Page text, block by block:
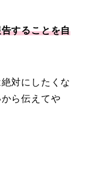
することを自
対にしたくな
ら伝えてや